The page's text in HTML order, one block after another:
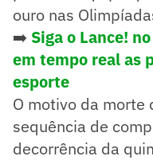
ouro nas
➡️ Siga o Lance!
em tempo real as
esporte
O motivo da morte
sequência de
decorrência da